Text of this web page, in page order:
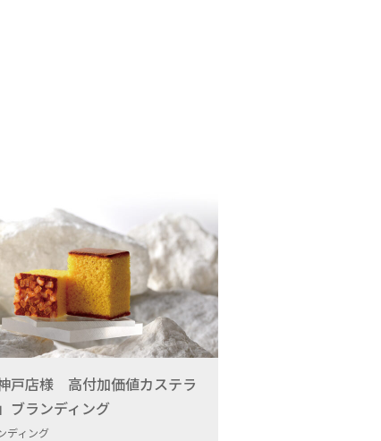
戸店様 高付加価値カステラ
ブランディング
ディング